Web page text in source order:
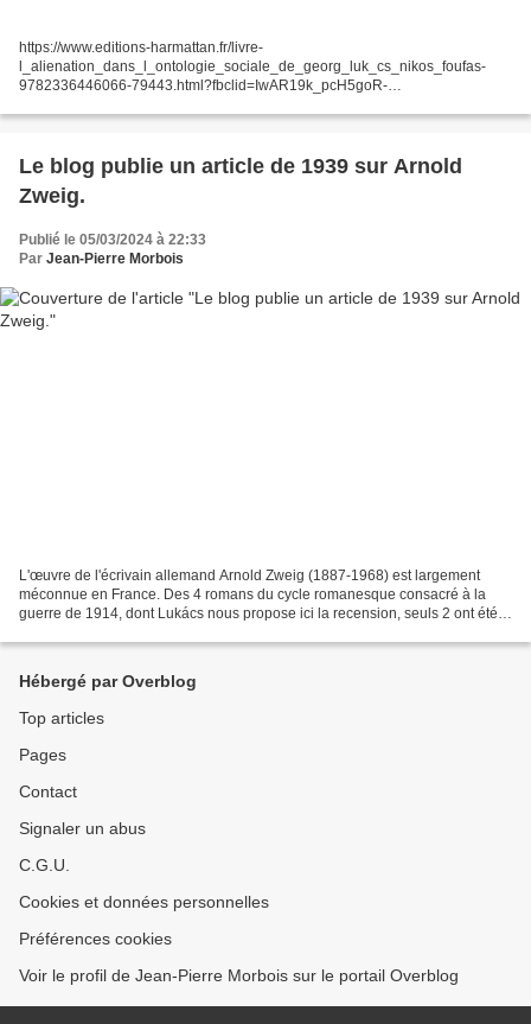
https://www.editions-harmattan.fr/livre-
l_alienation_dans_l_ontologie_sociale_de_georg_luk_cs_nikos_foufas-
9782336446066-79443.html?fbclid=IwAR19k_pcH5goR-
Le blog publie un article de 1939 sur Arnold
Zweig.
Publié le 05/03/2024 à 22:33
Par Jean-Pierre Morbois
L'œuvre de l'écrivain allemand Arnold Zweig (1887-1968) est largement
méconnue en France. Des 4 romans du cycle romanesque consacré à la
guerre de 1914, dont Lukács nous propose ici la recension, seuls 2 ont été
Hébergé par Overblog
Top articles
Pages
Contact
Signaler un abus
C.G.U.
Cookies et données personnelles
Préférences cookies
Voir le profil de Jean-Pierre Morbois sur le portail Overblog